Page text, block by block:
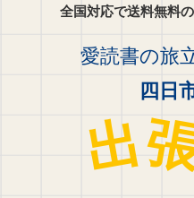
全国対応で送料無料の
愛読書の旅
四日
出